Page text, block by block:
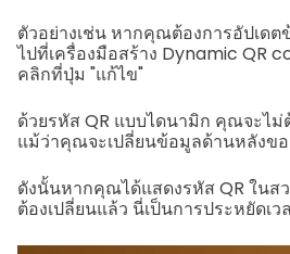
ตัวอย่างเช่น หากคุณต้องการอัปเดต
ไปที่เครื่องมือสร้าง Dynamic QR
คลิกที่ปุ่ม "แก้ไข"
ด้วยรหัส QR แบบไดนามิก คุณจะไม่
แม้ว่าคุณจะเปลี่ยนข้อมูลด้านหลังข
ดังนั้นหากคุณได้แสดงรหัส QR ในส
ต้องเปลี่ยนแล้ว นี่เป็นการประหยัดเว